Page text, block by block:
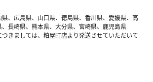
、広島県、山口県、徳島県、香川県、愛媛県、高
長崎県、熊本県、大分県、宮崎県、鹿児島県
きましては、粕屋町店より発送させていただいて